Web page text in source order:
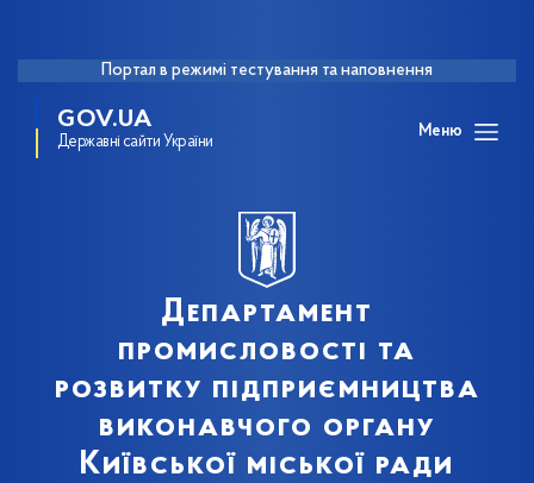
Портал в режимі тестування та наповнення
GOV.UA
Державні сайти України
Меню
Департамент
промисловості та
розвитку підприємництва
виконавчого органу
Київської міської ради